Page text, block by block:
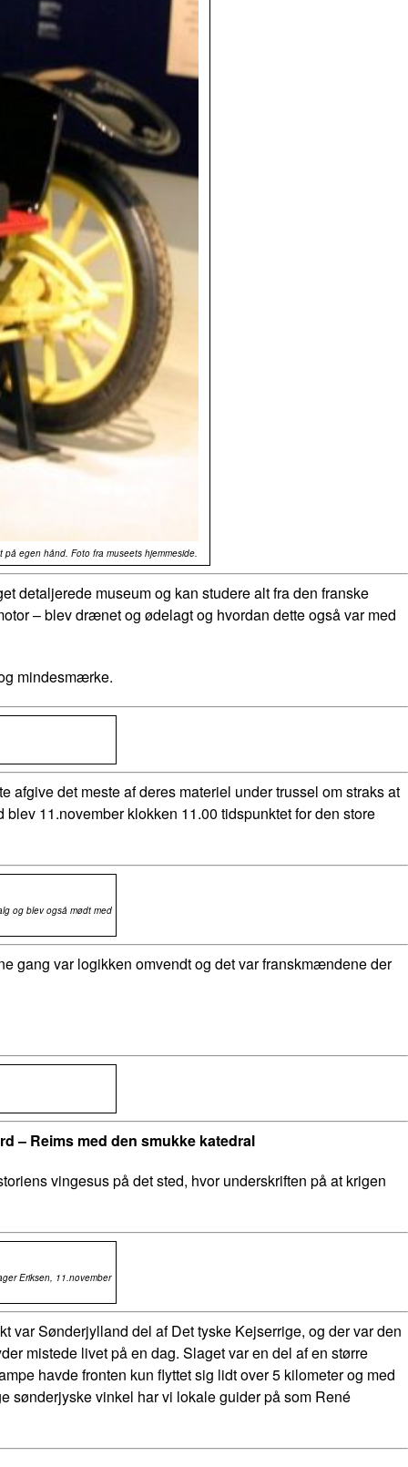
egen hånd. Foto fra museets hjemmeside.
detaljerede museum og kan studere alt fra den franske
– blev drænet og ødelagt og hvordan dette også var med
mindesmærke.
afgive det meste af deres materiel under trussel om straks at
11.november klokken 11.00 tidspunktet for den store
og blev også mødt med
gang var logikken omvendt og det var franskmændene der
– Reims med den smukke katedral
vingesus på det sted, hvor underskriften på at krigen
Eriksen, 11.november
Sønderjylland del af Det tyske Kejserrige, og der var den
mistede livet på en dag. Slaget var en del af en større
havde fronten kun flyttet sig lidt over 5 kilometer og med
sønderjyske vinkel har vi lokale guider på som René